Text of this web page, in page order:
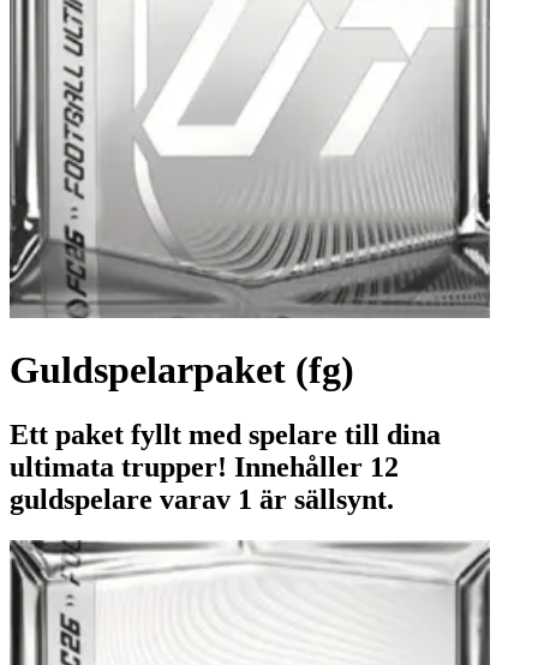
Guldspelarpaket (fg)
Ett paket fyllt med spelare till dina
ultimata trupper! Innehåller 12
guldspelare varav 1 är sällsynt.